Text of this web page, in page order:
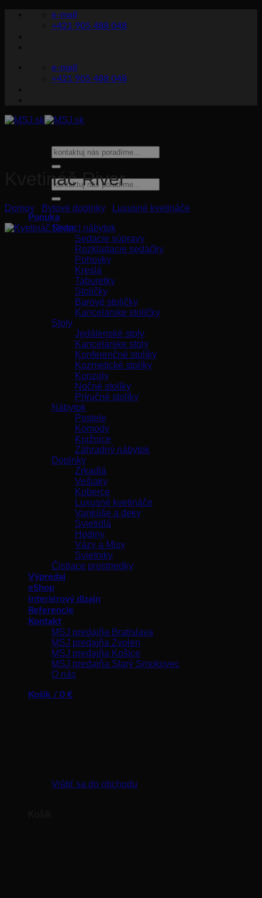
e-mail
+421 905 488 048
e-mail
+421 905 488 048
Hľadať:
Hľadať:
Ponuka
Sedací nábytok
Sedacie súpravy
Rozkladacie sedačky
Pohovky
Kreslá
Taburetky
Stoličky
Barové stoličky
Kancelárske stoličky
Stoly
Jedálenské stoly
Kancelárske stoly
Konferenčné stolíky
Kozmetické stolíky
Konzoly
Nočné stolíky
Príručné stolíky
Nábytok
Postele
Komody
Knižnice
Záhradný nábytok
Doplnky
Zrkadlá
Vešiaky
Koberce
Luxusné kvetináče
Vankúše a deky
Svietidlá
Hodiny
Vázy a Misy
Svietniky
Čistiace prostriedky
Výpredaj
eShop
Interiérový dizajn
Referencie
Kontakt
MSJ predajňa Bratislava
MSJ predajňa Zvolen
MSJ predajňa Košice
MSJ predajňa Starý Smokovec
O nás
Košík / 0 €
Vrátiť sa do obchodu
Kvetináč River
Domov Bytové doplnky Luxusné kvetináče